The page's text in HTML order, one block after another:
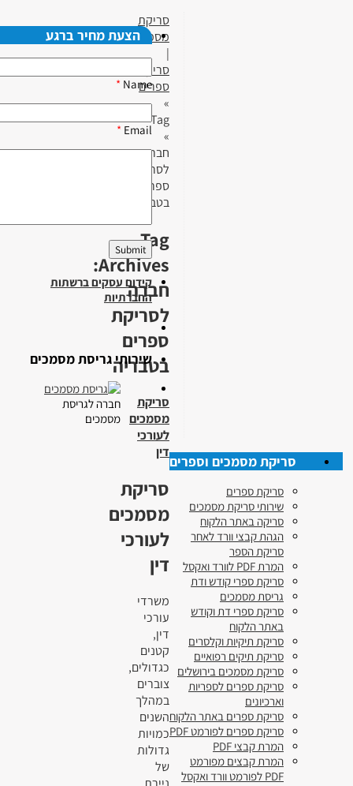
סריקת
מסמכים
|
סריקת
ספרים
»
Tag
»
חברה
לסריקת
ספרים
בטבריה
Tag
Archives:
חברה
לסריקת
ספרים
בטבריה
סריקת
מסמכים
לעורכי
דין
סריקת
מסמכים
לעורכי
דין
משרדי
עורכי
דין,
קטנים
כגדולים,
צוברים
במהלך
השנים
כמויות
גדולות
של
הצעת מחיר ברגע
Name
*
Email
*
קידום עסקים ברשתות
החברתיות
שירותי גריסת מסמכים
חברה לגריסת
מסמכים
סריקת מסמכים וספרים
סריקת ספרים
שירותי סריקת מסמכים
סריקה באתר הלקוח
הגהת קבצי וורד לאחר
סריקת הספר
המרת PDF לוורד ואקסל
סריקת ספרי קודש ודת
גריסת מסמכים
סריקת ספרי דת וקודש
באתר הלקוח
סריקת תיקיות וקלסרים
סריקת תיקים רפואיים
סריקת מסמכים בירושלים
סריקת ספרים לספריות
וארכיונים
סריקת ספרים באתר הלקוח
סריקת ספרים לפורמט PDF
המרת קבצי PDF
המרת קבצים מפורמט
PDF לפורמט וורד ואקסל